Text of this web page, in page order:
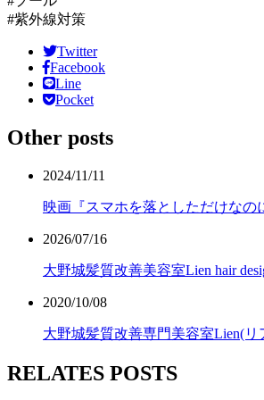
#紫外線対策
Twitter
Facebook
Line
Pocket
Other posts
2024/11/11
映画『スマホを落としただけなの
2026/07/16
大野城髪質改善美容室Lien hair
2020/10/08
大野城髪質改善専門美容室Lien(
RELATES POSTS